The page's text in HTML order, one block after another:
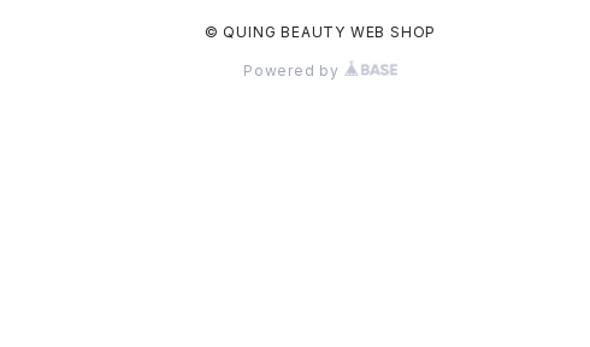
© QUING BEAUTY WEB SHOP
Powered by